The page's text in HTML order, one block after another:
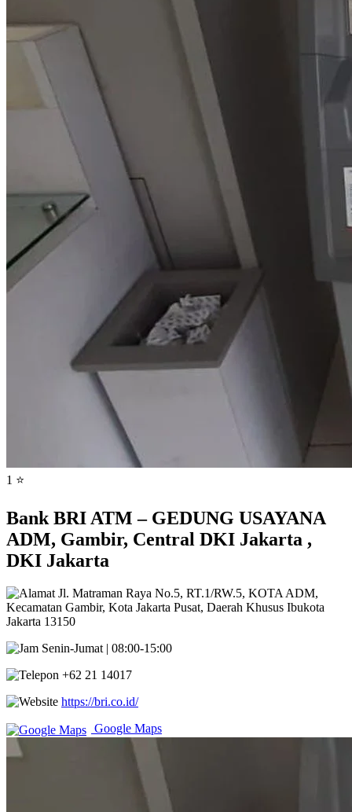
1 ⭐
Bank BRI ATM – GEDUNG USAYANA
ADM, Gambir, Central DKI Jakarta ,
DKI Jakarta
Jl. Matraman Raya No.5, RT.1/RW.5, KOTA ADM,
Kecamatan Gambir, Kota Jakarta Pusat, Daerah Khusus Ibukota
Jakarta 13150
Senin-Jumat | 08:00-15:00
+62 21 14017
https://bri.co.id/
Google Maps